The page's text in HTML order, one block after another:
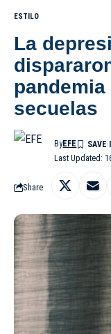
ESTILO
La
secuelas
Last Updated:
ByEFE
Share